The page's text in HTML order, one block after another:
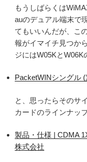
もうしばらくは
auのデュアル端末で
てもいいんだが、こ
報がイマイチ見つか
ジにはW05KとW06K
PacketWINシングル
と、思ったらそのサ
カードのラインナッ
製品・仕様 | CDMA
株式会社